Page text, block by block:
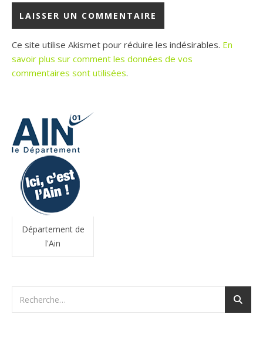
Ce site utilise Akismet pour réduire les indésirables. En
savoir plus sur comment les données de vos
commentaires sont utilisées.
Département de
l'Ain